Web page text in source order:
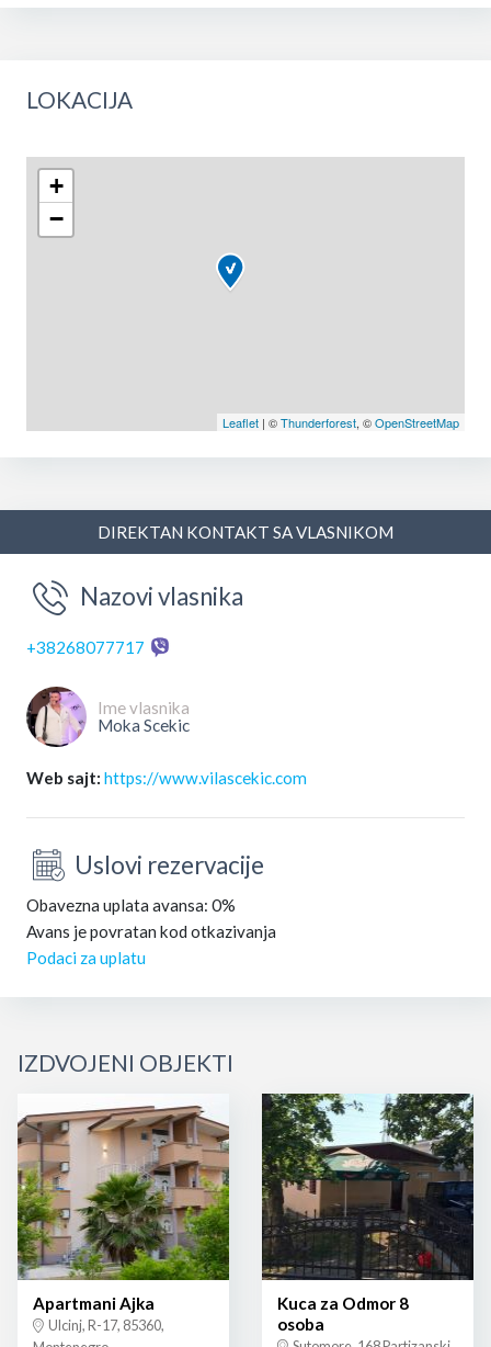
LOKACIJA
+
−
Leaflet | ©Thunderforest, ©OpenStreetMap
DIREKTAN KONTAKT SA VLASNIKOM
Nazovi vlasnika
+38268077717
Ime vlasnika
Moka Scekic
Web sajt: https://www.vilascekic.com
Uslovi rezervacije
Obavezna uplata avansa: 0%
Avans je povratan kod otkazivanja
Podaci za uplatu
IZDVOJENI OBJEKTI
Apartmani Ajka
Ulcinj, R-17, 85360,
Kuca za Odmor 8
osoba